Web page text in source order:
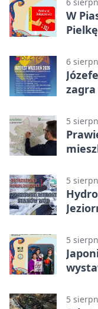
6
W
6
5
5
5
5